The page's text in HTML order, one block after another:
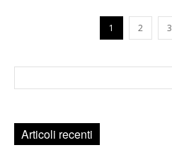
1 2 3
Articoli recenti